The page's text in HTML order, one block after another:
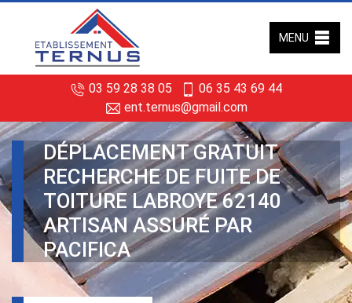
03 59 28 38 05
06 35 43 69 44
ent.ternus@gmail.com
MENU
DÉPLACEMENT GRATUIT
RECHERCHE DE FUITE DE
TOITURE LABROYE 62140
ARTISAN ASSURÉ PAR
PACIFICA